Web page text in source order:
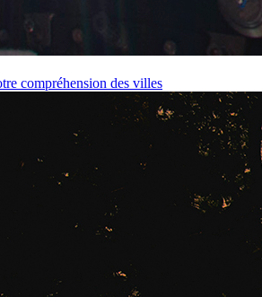
compréhension des villes